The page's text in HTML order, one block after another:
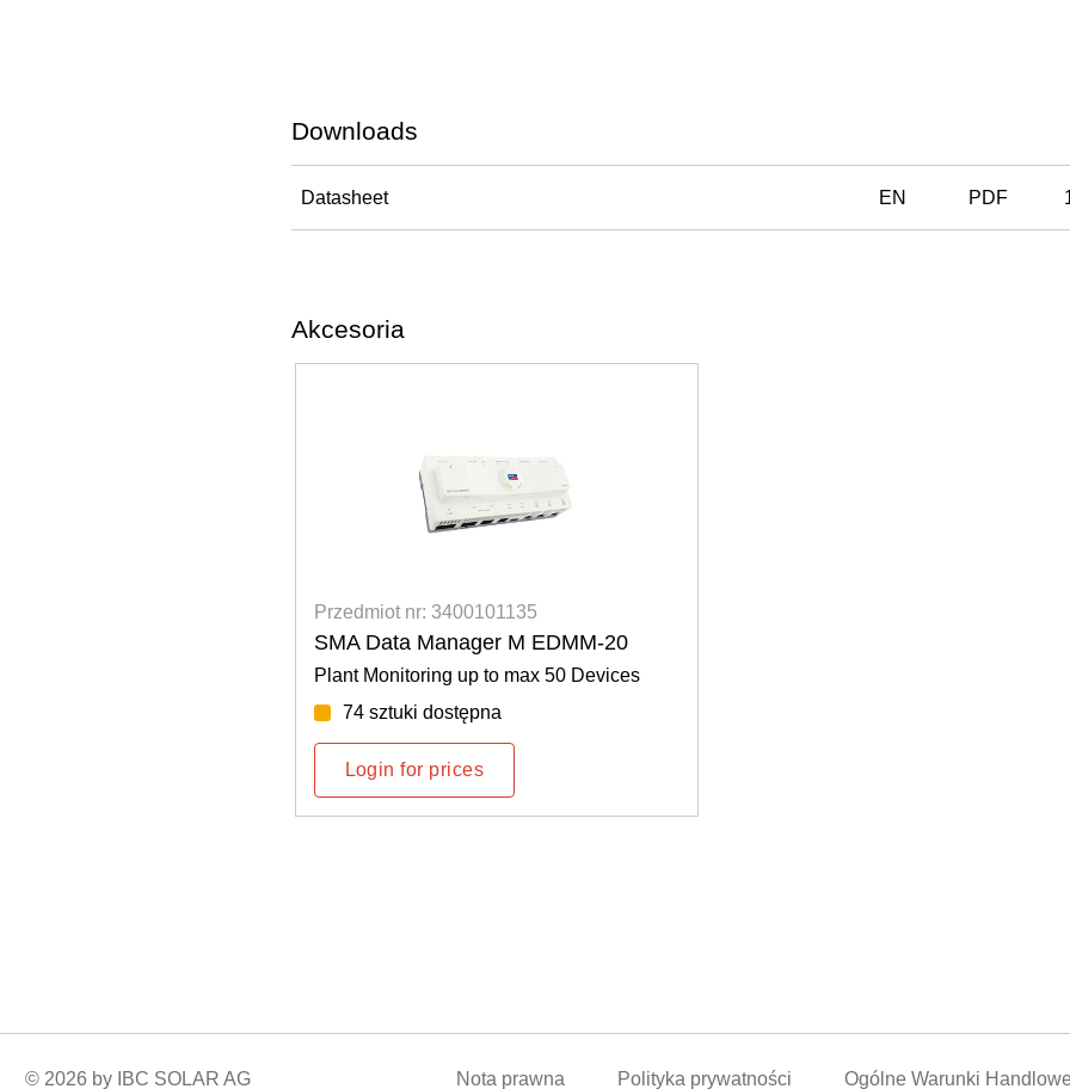
Downloads
Datasheet EN PDF
Akcesoria
Przedmiot nr: 3400101135
SMA Data Manager M EDMM-20
Plant Monitoring up to max 50 Devices
74 sztuki dostępna
Login for prices
© 2026 by IBC SOLAR AG Nota prawna Polityka prywatności Ogólne Warunki